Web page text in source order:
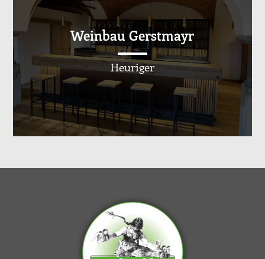
Weinbau Gerstmayr
Heuriger